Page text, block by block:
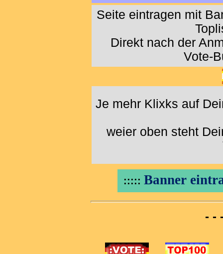
Seite eintragen mit
Direkt nach der
Vote-
Je mehr Klixks auf
weier oben steht
::::: Banner
- -